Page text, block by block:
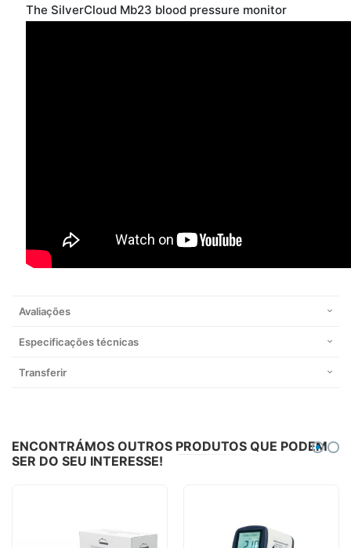
The SilverCloud Mb23 blood pressure monitor
Avaliações
Especificações técnicas
Transferir
ENCONTRÁMOS OUTROS PRODUTOS QUE PODEM
SER DO SEU INTERESSE!